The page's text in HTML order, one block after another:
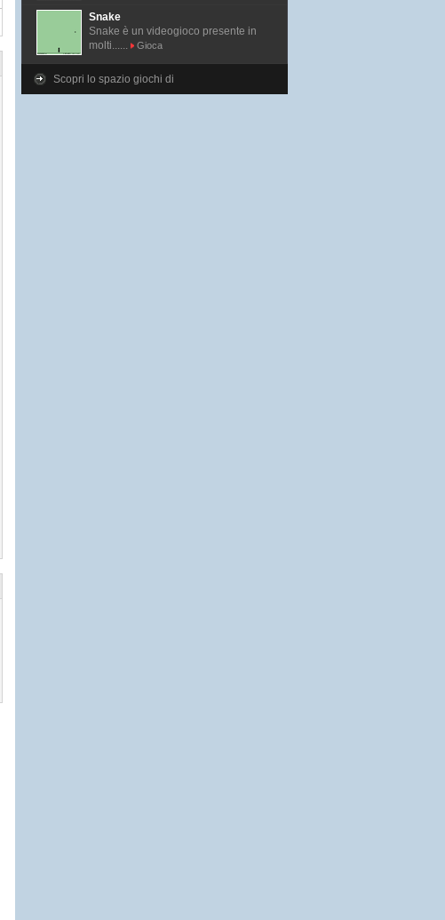
Snake
Snake è un videogioco presente in
molti......
Gioca
Scopri lo spazio giochi di